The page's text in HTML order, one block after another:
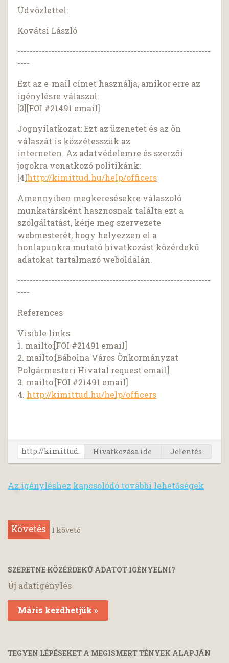
Üdvözlettel:
Kovátsi László
---------------------------------------------------------------
----
Ezt az e-mail címet használja, amikor erre az
igénylésre válaszol:
[3][FOI #21491 email]
Jognyilatkozat: Ezt az üzenetet és az ön
válaszát is közzétesszük az
interneten. Az adatvédelemre és szerzői
jogokra vonatkozó politikánk:
[4]http://kimittud.hu/help/officers
Amennyiben megkeresésekre válaszoló
munkatársként hasznosnak találta ezt a
szolgáltatást, kérje meg szervezete
webmesterét, hogy helyezzen el a
honlapunkra mutató hivatkozást közérdekű
adatokat tartalmazó weboldalán.
---------------------------------------------------------------
----
References
Visible links
1. mailto:[FOI #21491 email]
2. mailto:[Bábolna Város Önkormányzat
Polgármesteri Hivatal request email]
3. mailto:[FOI #21491 email]
4. http://kimittud.hu/help/officers
Hivatkozása ide Jelentés
Az igényléshez kapcsolódó további lehetőségek
Követés 1 követő
SZERETNE KÖZÉRDEKŰ ADATOT IGÉNYELNI?
Új adatigénylés
Máris kezdhetjük »
TEGYEN LÉPÉSEKET A MEGISMERT TÉNYEK ALAPJÁN